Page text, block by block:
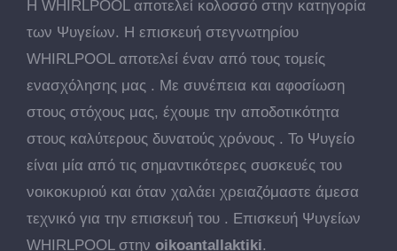
Η WHIRLPOOL αποτελεί κολοσσό στην κατηγορία
των Ψυγείων. Η επισκευή στεγνωτηρίου
WHIRLPOOL αποτελεί έναν από τους τομείς
ενασχόλησης μας . Με συνέπεια και αφοσίωση
στους στόχους μας, έχουμε την αποδοτικότητα
στους καλύτερους δυνατούς χρόνους . Το Ψυγείο
είναι μία από τις σημαντικότερες συσκευές του
νοικοκυριού και όταν χαλάει χρειαζόμαστε άμεσα
τεχνικό για την επισκευή του . Επισκευή Ψυγείων
WHIRLPOOL στην oikoantallaktiki.